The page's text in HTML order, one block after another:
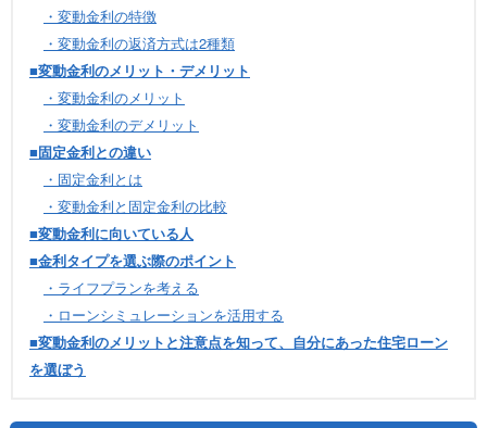
・変動金利の特徴
・変動金利の返済方式は2種類
■変動金利のメリット・デメリット
・変動金利のメリット
・変動金利のデメリット
■固定金利との違い
・固定金利とは
・変動金利と固定金利の比較
■変動金利に向いている人
■金利タイプを選ぶ際のポイント
・ライフプランを考える
・ローンシミュレーションを活用する
■変動金利のメリットと注意点を知って、自分にあった住宅ローン
を選ぼう